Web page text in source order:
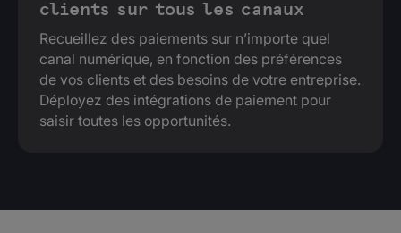
clients sur tous les canaux
Recueillez des paiements sur n’importe quel
canal numérique, en fonction des préférences
de vos clients et des besoins de votre entreprise.
Déployez des intégrations de paiement pour
saisir toutes les opportunités.